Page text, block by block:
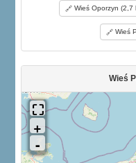
Wieś Oporzyn (2,7
Wieś
Wieś